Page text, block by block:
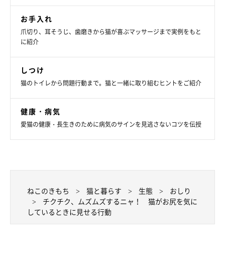
お手入れ
爪切り、耳そうじ、歯磨きから猫が喜ぶマッサージまで実例をもと
に紹介
しつけ
猫のトイレから問題行動まで。猫と一緒に取り組むヒントをご紹介
健康・病気
愛猫の健康・長生きのために病気のサインを見逃さないコツを伝授
ねこのきもち 猫と暮らす 生態
おしり
チクチク、ムズムズするニャ！ 猫がお尻を気に
しているときに見せる行動